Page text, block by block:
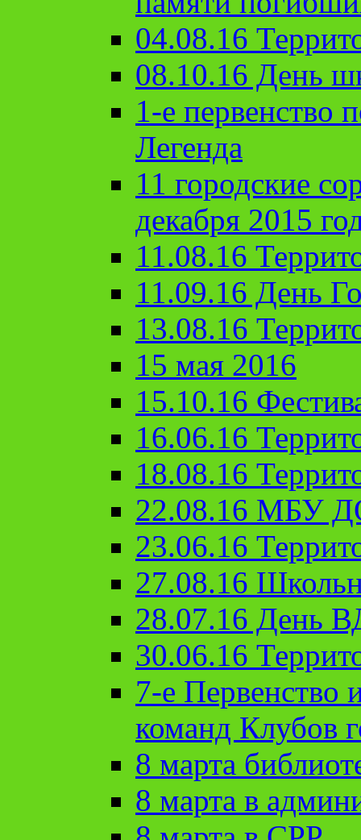
04.08.16
08.10.16 День
1-е первенство
Легенда
11 городские
декабря 2015
11.08.16
11.09.16 День
13.08.16
15 мая 2016
15.10.16
16.06.16
18.08.16
22.08.16 МБУ
23.06.16
27.08.16
28.07.16 День
30.06.16
7-е Первенство
команд Клубов
8 марта
8 марта в